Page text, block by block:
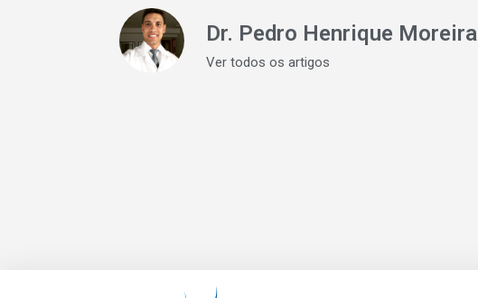
Dr. Pedro Henrique Moreira
Ver todos os artigos